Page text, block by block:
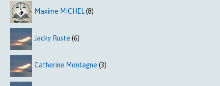
Maxime MICHEL(8)
Jacky Ruste (6)
Catherine Montagne (3)